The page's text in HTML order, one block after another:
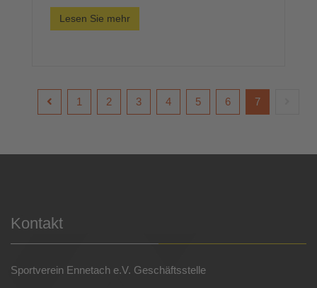
Lesen Sie mehr
1 2 3 4 5 6 7
Kontakt
Sportverein Ennetach e.V. Geschäftsstelle